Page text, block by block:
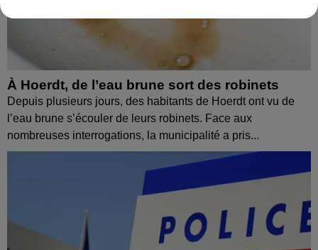
À Hoerdt, de l’eau brune sort des robinets
Depuis plusieurs jours, des habitants de Hoerdt ont vu de
l’eau brune s’écouler de leurs robinets. Face aux
nombreuses interrogations, la municipalité a pris...